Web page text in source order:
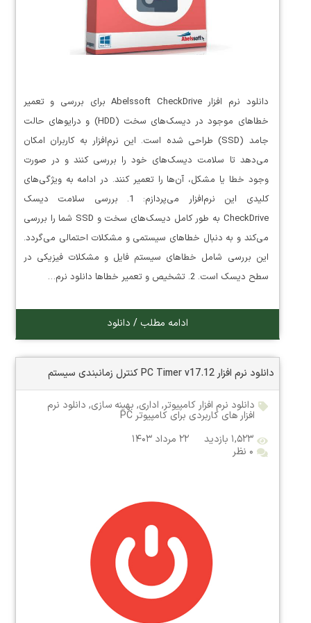
دانلود نرم افزار Abelssoft CheckDrive برای بررسی و تعمیر
خطاهای موجود در دیسک‌های سخت (HDD) و درایوهای حالت
جامد (SSD) طراحی شده است. این نرم‌افزار به کاربران امکان
می‌دهد تا سلامت دیسک‌های خود را بررسی کنند و در صورت
وجود خطا یا مشکل، آن‌ها را تعمیر کنند. در ادامه به ویژگی‌های
کلیدی این نرم‌افزار می‌پردازم: 1. بررسی سلامت دیسک
CheckDrive به طور کامل دیسک‌های سخت و SSD شما را بررسی
می‌کند و به دنبال خطاهای سیستمی و مشکلات احتمالی می‌گردد.
این بررسی شامل خطاهای سیستم فایل و مشکلات فیزیکی در
سطح دیسک است. 2. تشخیص و تعمیر خطاها دانلود نرم…
ادامه مطلب / دانلود
دانلود نرم افزار PC Timer v17.12 کنترل زمانبندی سیستم
دانلود نرم افزار کامپیوتر, اداری, بهینه سازی, دانلود نرم
افزار های کاربردی برای کامپیوتر PC
۱,۵۲۳ بازدید
۲۲ مرداد ۱۴۰۳
۰ نظر